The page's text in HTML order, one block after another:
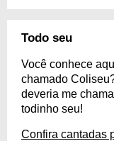
Todo seu
Você conhece
chamado
deveria me
todinho seu!
Confira cantadas